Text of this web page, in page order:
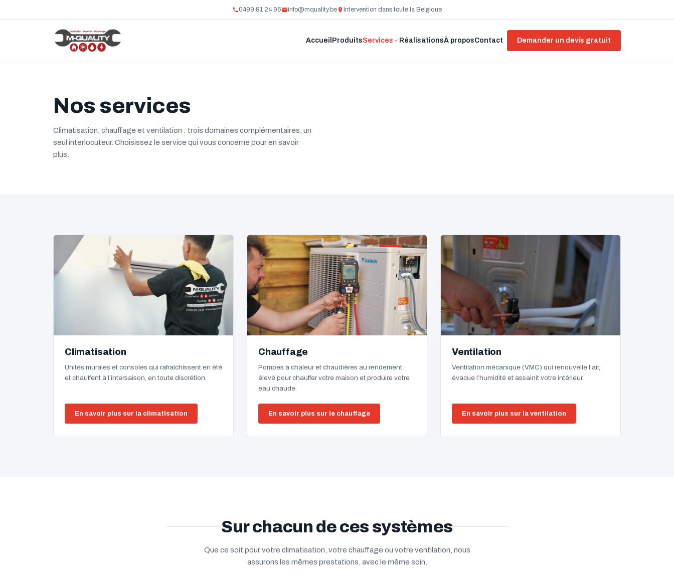
0499 81 24 96 info@mquality.be Intervention dans toute la Belgique
Accueil ProduitsServices RéalisationsÀ proposContact Demander un devis gratuit
Nos services
Climatisation, chauffage et ventilation : trois domaines complémentaires, un
seul interlocuteur. Choisissez le service qui vous concerne pour en savoir
plus.
Climatisation
Unités murales et consoles qui rafraîchissent en été
et chauffent à l’intersaison, en toute discrétion.
En savoir plus sur la climatisation
Chauffage
Pompes à chaleur et chaudières au rendement
élevé pour chauffer votre maison et produire votre
eau chaude.
En savoir plus sur le chauffage
Ventilation
Ventilation mécanique (VMC) qui renouvelle l’air,
évacue l’humidité et assainit votre intérieur.
En savoir plus sur la ventilation
Sur chacun de ces systèmes
Que ce soit pour votre climatisation, votre chauffage ou votre ventilation, nous
assurons les mêmes prestations, avec le même soin.